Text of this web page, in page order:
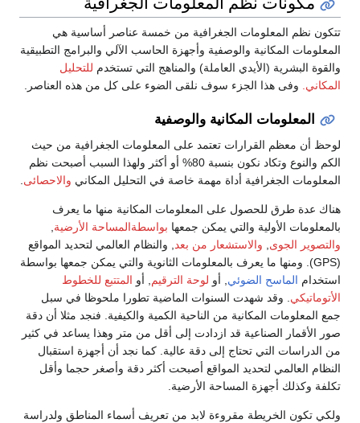
تتكون نظم المعلومات الجغرافية من خمسة عناصر أساسية هي
المعلومات المكانية والوصفية وأجهزة الحاسب الآلي والبرامج التطبيقية
والقوة البشرية (الأيدي العاملة) والمناهج التي تستخدم للتحليل
المكاني.
وفى هذا الجزء سوف نلقى الضوء على كل من هذه العناصر.
المعلومات المكانية والوصفية
لوحظ أن معظم القرارات تعتمد على المعلومات الجغرافية من حيث
الكم والنوع وتكاد نكون بنسبة 80% أو أكثر ولهذا السبب أصبحت نظم
المعلومات الجغرافية أداة مهمة خاصة في التحليل المكاني والاحصائى.
هناك عدة طرق للحصول على المعلومات المكانية منها ما يعرف
بالمعلومات الأولية والتي يمكن جمعها بواسطةالمساحة الأرضية,
والتصوير الجوى, والاستشعار من بعد, والنظام العالمي لتحديد المواقع
(GPS). ومنها ما يعرف بالمعلومات الثانوية والتي يمكن جمعها بواسطة
استخدام الماسح الضوئي, أو لوحة الترقيم, أو المتتبع للخطوط
الأتوماتيكي. وقد شهدت السنوات الماضية تطورا ملحوظا في سبل
جمع المعلومات المكانية من الناحية الكمية والكيفية. فنجد مثلا أن دقة
صور الأقمار الصناعية قد ازدادت إلى أقل من متر وهذا يساعد في كثير
من الدراسات التي تحتاج إلى دقة عالية. كما نجد أن أجهزة استقبال
النظام العالمي لتحديد المواقع أصبحت أكثر دقة وأصغر حجما وأقل
تكلفة وكذلك أجهزة المساحة الأرضية.
ولكي تكون الخريطة مقروءة لابد من تعريف أسماء المناطق ولدراسة